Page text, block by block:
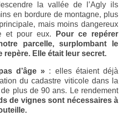
Marchands, Vin de France
Marchands, Côtes Catalanes
la vallée de l’Agly ils
en bordure de montagne, plus
mais moins dangereux
et pour eux.
Pour ce repérer
parcelle, surplombant le
repère. Elle était leur secret.
d’âge » : elles étaient déjà
du cadastre viticole dans la
plus de 90 ans. Le rendement
de vignes sont nécessaires à